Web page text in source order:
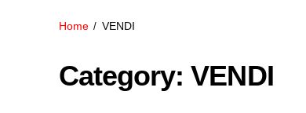
Home VENDI
Category:VENDI